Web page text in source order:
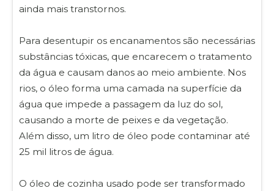
ainda mais transtornos.
Para desentupir os encanamentos são necessárias
substâncias tóxicas, que encarecem o tratamento
da água e causam danos ao meio ambiente. Nos
rios, o óleo forma uma camada na superfície da
água que impede a passagem da luz do sol,
causando a morte de peixes e da vegetação.
Além disso, um litro de óleo pode contaminar até
25 mil litros de água.
O óleo de cozinha usado pode ser transformado